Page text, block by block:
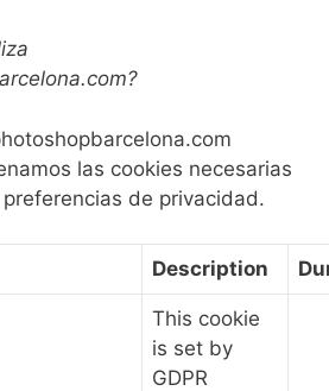
las cookies necesarias
de privacidad.
Description
This cookie
is set by
GDPR